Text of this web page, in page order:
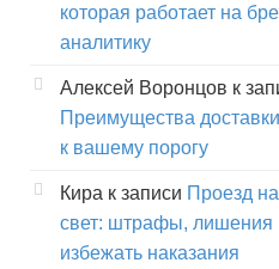
которая работает на
аналитику
Алексей Воронцов к
Преимущества
к вашему порогу
Кира к записи Проезд
свет: штрафы, лишения
избежать наказания